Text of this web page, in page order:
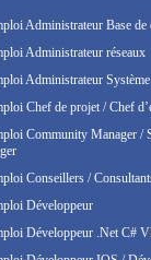
Administrateur Base de
Administrateur réseaux
Administrateur Système
Chef de projet / Chef
Community Manager /
Conseillers /
Développeur
Développeur .Net C#